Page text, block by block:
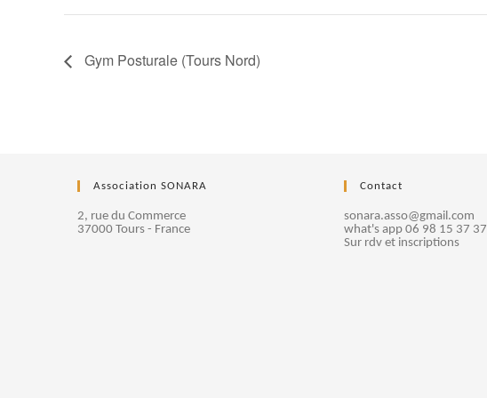
Gym Posturale (Tours Nord)
Association SONARA
2, rue du Commerce
37000 Tours - France
Contact
sonara.asso@gmail.com
what's app 06 98 15 37 37
Sur rdv et inscriptions